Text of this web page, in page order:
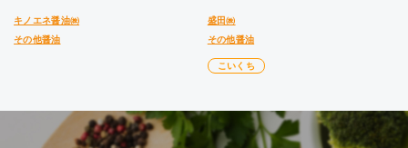
キノエネ醤油㈱
その他醤油
盛田㈱
その他醤油
こいくち